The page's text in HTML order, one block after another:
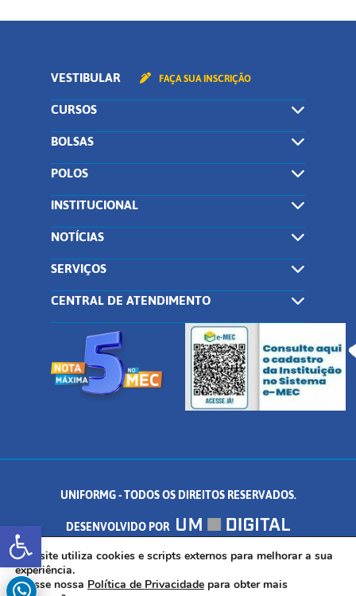
Abrir a barra de ferramentas
VESTIBULAR FAÇA SUA INSCRIÇÃO
CURSOS
BOLSAS
POLOS
INSTITUCIONAL
NOTÍCIAS
SERVIÇOS
CENTRAL DE ATENDIMENTO
UNIFORMG - TODOS OS DIREITOS RESERVADOS.
DESENVOLVIDO POR
AV. DR. ARNALDO DE SENNA, 328 - PALMEIRAS, FORMIGA/MG - CEP:
35.574.530
Este site utiliza cookies e scripts externos para melhorar a sua
experiência.
Acesse nossa Política de Privacidade para obter mais